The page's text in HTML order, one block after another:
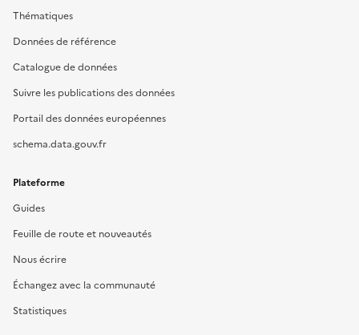
Thématiques
Données de référence
Catalogue de données
Suivre les publications des données
Portail des données européennes
schema.data.gouv.fr
Plateforme
Guides
Feuille de route et nouveautés
Nous écrire
Échangez avec la communauté
Statistiques